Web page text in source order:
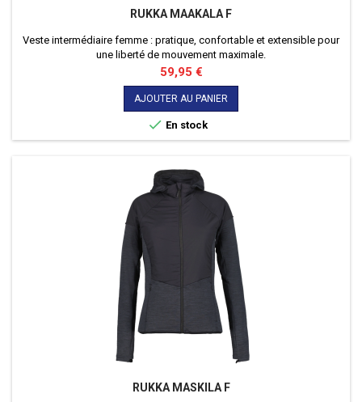
RUKKA MAAKALA F
Veste intermédiaire femme : pratique, confortable et extensible pour
une liberté de mouvement maximale.
Prix
59,95 €
AJOUTER AU PANIER
 En stock
RUKKA MASKILA F